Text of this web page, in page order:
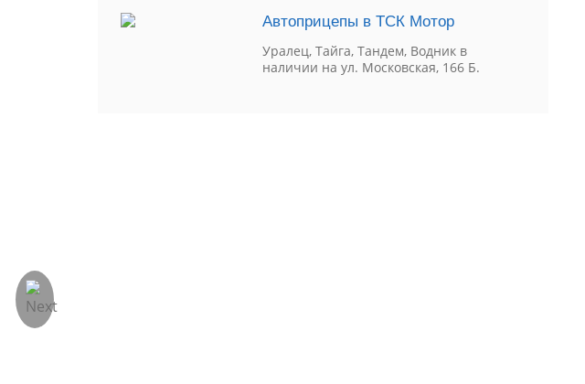
Автоприцепы в ТСК Мотор
Уралец, Тайга, Тандем, Водник в
наличии на ул. Московская, 166 Б.